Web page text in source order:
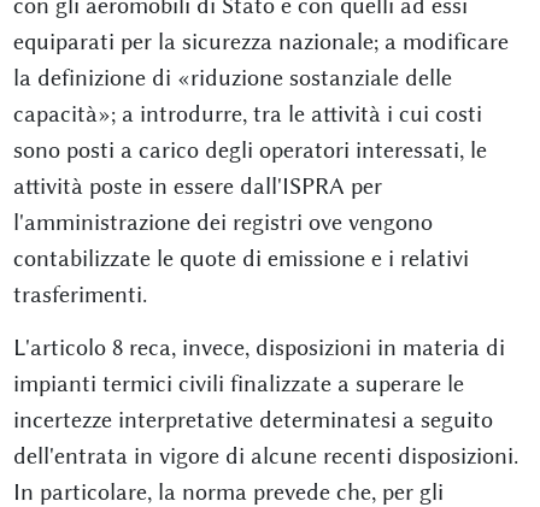
equiparati per la sicurezza nazionale; a modificare
la definizione di «riduzione sostanziale delle
capacità»; a introdurre, tra le attività i cui costi
sono posti a carico degli operatori interessati, le
attività poste in essere dall'ISPRA per
l'amministrazione dei registri ove vengono
contabilizzate le quote di emissione e i relativi
trasferimenti.
L'articolo 8 reca, invece, disposizioni in materia di
impianti termici civili finalizzate a superare le
incertezze interpretative determinatesi a seguito
dell'entrata in vigore di alcune recenti disposizioni.
In particolare, la norma prevede che, per gli